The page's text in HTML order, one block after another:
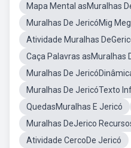
Mapa Mental asMuralhas
Muralhas De JericóMig Meg
Atividade Muralhas
Caça Palavras asMuralhas
Muralhas De
Muralhas De JericóTexto
QuedasMuralhas E Jericó
Muralhas DeJerico
Atividade CercoDe Jericó